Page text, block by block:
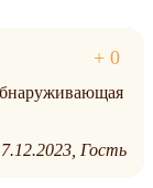
Гость